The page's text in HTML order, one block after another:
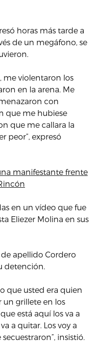
horas más tarde a
de un megáfono, se
me violentaron los
en la arena. Me
con
que me hubiese
que me callara la
peor”, expresó
manifestante frente
en un vídeo que fue
Eliezer Molina en sus
apellido Cordero
detención.
que usted era quien
grillete en los
está aquí los va a
a quitar. Los voy a
insistió.